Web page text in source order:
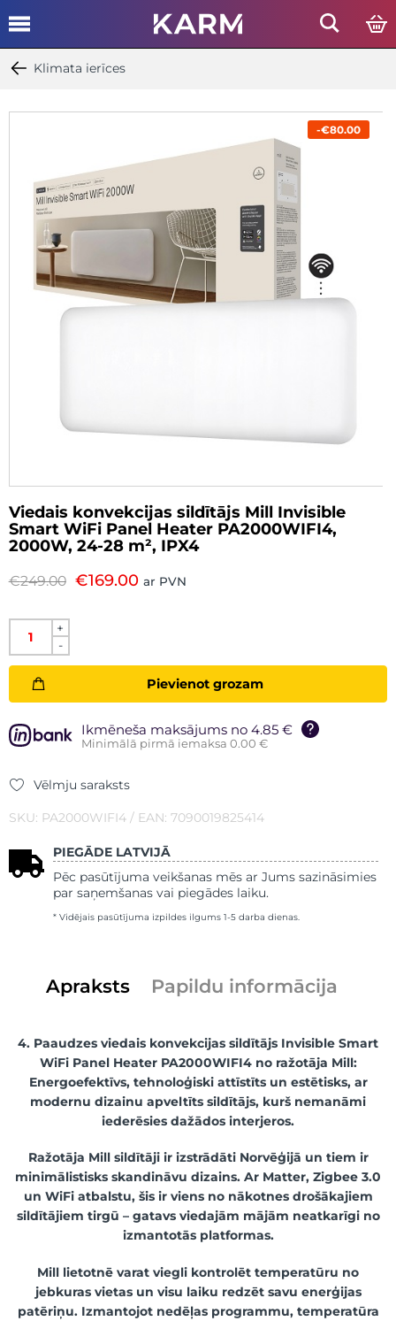
Klimata ierīces
-€80.00
Viedais konvekcijas sildītājs Mill Invisible
Smart WiFi Panel Heater PA2000WIFI4,
2000W, 24-28 m², IPX4
€249.00 €169.00 ar PVN
+
-
Pievienot grozam
Ikmēneša maksājums no 4.85 €
Minimālā pirmā iemaksa 0.00 €
Vēlmju saraksts
SKU: PA2000WIFI4 / EAN: 7090019825414
PIEGĀDE LATVIJĀ
Pēc pasūtījuma veikšanas mēs ar Jums sazināsimies
par saņemšanas vai piegādes laiku.
* Vidējais pasūtījuma izpildes ilgums 1-5 darba dienas.
Apraksts Papildu informācija
4. Paaudzes viedais konvekcijas sildītājs Invisible Smart
WiFi Panel Heater PA2000WIFI4 no ražotāja Mill:
Energoefektīvs, tehnoloģiski attīstīts un estētisks, ar
modernu dizainu apveltīts sildītājs, kurš nemanāmi
iederēsies dažādos interjeros.
Ražotāja Mill sildītāji ir izstrādāti Norvēģijā un tiem ir
minimālistisks skandināvu dizains. Ar Matter, Zigbee 3.0
un WiFi atbalstu, šis ir viens no nākotnes drošākajiem
sildītājiem tirgū – gatavs viedajām mājām neatkarīgi no
izmantotās platformas.
Mill lietotnē varat viegli kontrolēt temperatūru no
jebkuras vietas un visu laiku redzēt savu enerģijas
patēriņu. Izmantojot nedēļas programmu, temperatūra